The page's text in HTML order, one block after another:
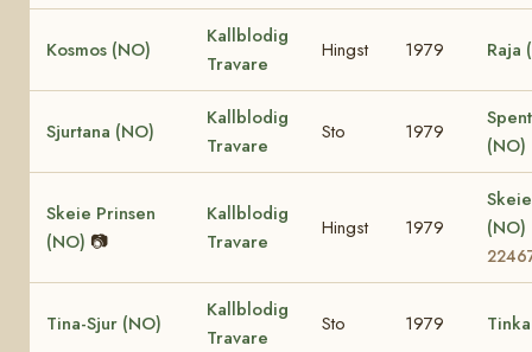
Kosmos (NO)
Kallblodig
Travare
Hingst 1979 Raja
Sjurtana (NO)
Kallblodig
Travare
Sto 1979
(NO)
Skeie Prinsen
(NO) 📷
Kallblodig
Travare
Hingst 1979
(NO)
Tina-Sjur (NO)
Kallblodig
Travare
Sto 1979